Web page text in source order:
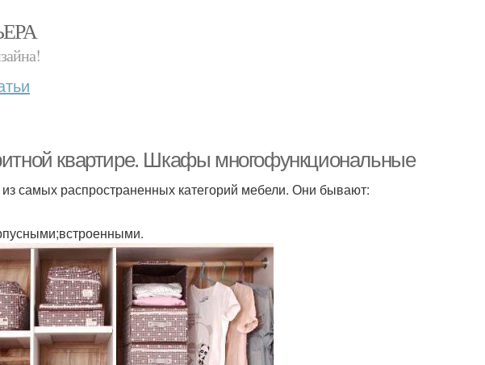
квартире. Шкафы многофункциональные
самых распространенных категорий мебели. Они бывают: